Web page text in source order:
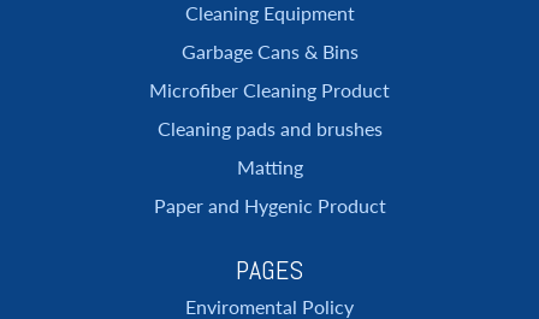
Cleaning Equipment
Garbage Cans & Bins
Microfiber Cleaning Product
Cleaning pads and brushes
Matting
Paper and Hygenic Product
PAGES
Enviromental Policy